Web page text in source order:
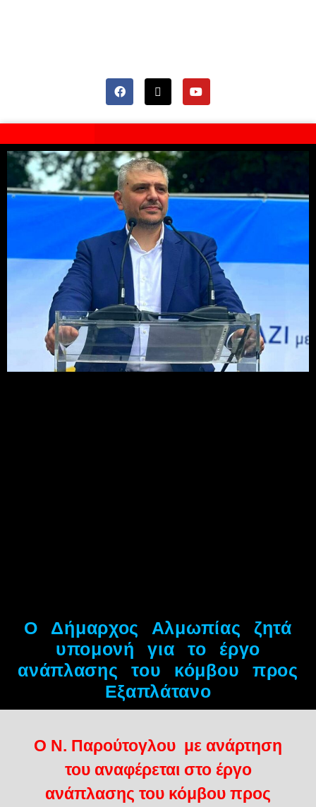
O Δήμαρχος Αλμωπίας ζητά
υπομονή για το έργο
ανάπλασης του κόμβου προς
Εξαπλάτανο
O N. Παρούτογλου με ανάρτηση
του αναφέρεται στο έργο
ανάπλασης του κόμβου προς